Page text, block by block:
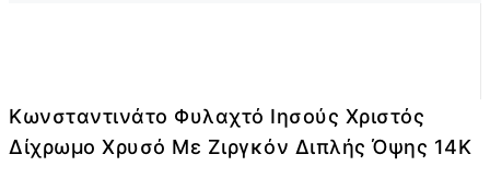
Κωνσταντινάτο Φυλαχτό Ιησούς Χριστός
Δίχρωμο Χρυσό Με Ζιργκόν Διπλής Όψης 14K